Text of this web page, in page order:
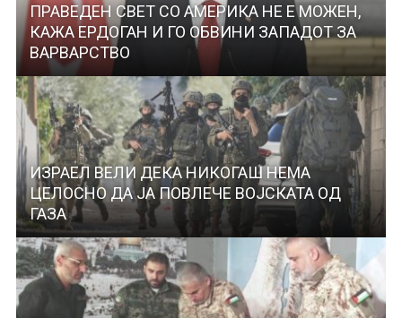
ПРАВЕДЕН СВЕТ СО АМЕРИКА НЕ Е МОЖЕН,
КАЖА ЕРДОГАН И ГО ОБВИНИ ЗАПАДОТ ЗА
ВАРВАРСТВО
ИЗРАЕЛ ВЕЛИ ДЕКА НИКОГАШ НЕМА
ЦЕЛОСНО ДА ЈА ПОВЛЕЧЕ ВОЈСКАТА ОД
ГАЗА